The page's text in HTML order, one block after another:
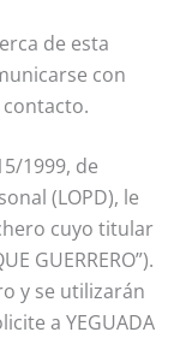
de esta
con
1999, de
(LOPD), le
cuyo titular
GUERRERO”).
y se utilizarán
a YEGUADA